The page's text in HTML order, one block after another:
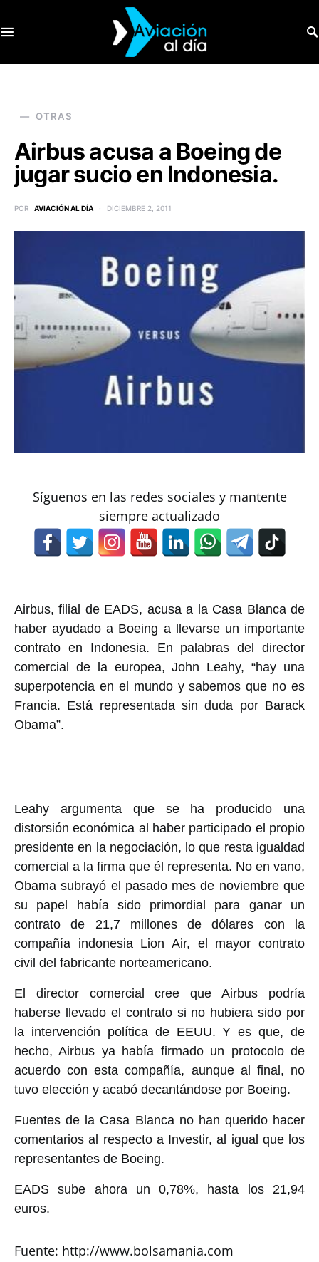
OTRAS
Airbus acusa a Boeing de
jugar sucio en Indonesia.
POR AVIACIÓN AL DÍA DICIEMBRE 2, 2011
Síguenos en las redes sociales y mantente
siempre actualizado
Airbus, filial de EADS, acusa a la Casa Blanca de
haber ayudado a Boeing a llevarse un importante
contrato en Indonesia. En palabras del director
comercial de la europea, John Leahy, “hay una
superpotencia en el mundo y sabemos que no es
Francia. Está representada sin duda por Barack
Obama”.
Leahy argumenta que se ha producido una
distorsión económica al haber participado el propio
presidente en la negociación, lo que resta igualdad
comercial a la firma que él representa. No en vano,
Obama subrayó el pasado mes de noviembre que
su papel había sido primordial para ganar un
contrato de 21,7 millones de dólares con la
compañía indonesia Lion Air, el mayor contrato
civil del fabricante norteamericano.
El director comercial cree que Airbus podría
haberse llevado el contrato si no hubiera sido por
la intervención política de EEUU. Y es que, de
hecho, Airbus ya había firmado un protocolo de
acuerdo con esta compañía, aunque al final, no
tuvo elección y acabó decantándose por Boeing.
Fuentes de la Casa Blanca no han querido hacer
comentarios al respecto a Investir, al igual que los
representantes de Boeing.
EADS sube ahora un 0,78%, hasta los 21,94
euros.
Fuente: http://www.bolsamania.com